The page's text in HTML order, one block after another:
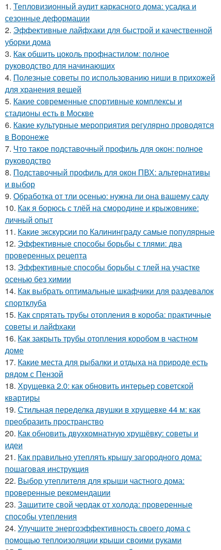
1. Тепловизионный аудит каркасного дома: усадка и
сезонные деформации
2. Эффективные лайфхаки для быстрой и качественной
уборки дома
3. Как обшить цоколь профнастилом: полное
руководство для начинающих
4. Полезные советы по использованию ниши в прихожей
для хранения вещей
5. Какие современные спортивные комплексы и
стадионы есть в Москве
6. Какие культурные мероприятия регулярно проводятся
в Воронеже
7. Что такое подставочный профиль для окон: полное
руководство
8. Подставочный профиль для окон ПВХ: альтернативы
и выбор
9. Обработка от тли осенью: нужна ли она вашему саду
10. Как я борюсь с тлёй на смородине и крыжовнике:
личный опыт
11. Какие экскурсии по Калининграду самые популярные
12. Эффективные способы борьбы с тлями: два
проверенных рецепта
13. Эффективные способы борьбы с тлей на участке
осенью без химии
14. Как выбрать оптимальные шкафчики для раздевалок
спортклуба
15. Как спрятать трубы отопления в короба: практичные
советы и лайфхаки
16. Как закрыть трубы отопления коробом в частном
доме
17. Какие места для рыбалки и отдыха на природе есть
рядом с Пензой
18. Хрущевка 2.0: как обновить интерьер советской
квартиры
19. Стильная переделка двушки в хрущевке 44 м: как
преобразить пространство
20. Как обновить двухкомнатную хрущёвку: советы и
идеи
21. Как правильно утеплять крышу загородного дома:
пошаговая инструкция
22. Выбор утеплителя для крыши частного дома:
проверенные рекомендации
23. Защитите свой чердак от холода: проверенные
способы утепления
24. Улучшите энергоэффективность своего дома с
помощью теплоизоляции крыши своими руками